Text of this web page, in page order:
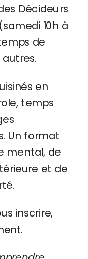
Décideurs
10h à
de
en
temps
Un format
mental, de
et de
inscrire,